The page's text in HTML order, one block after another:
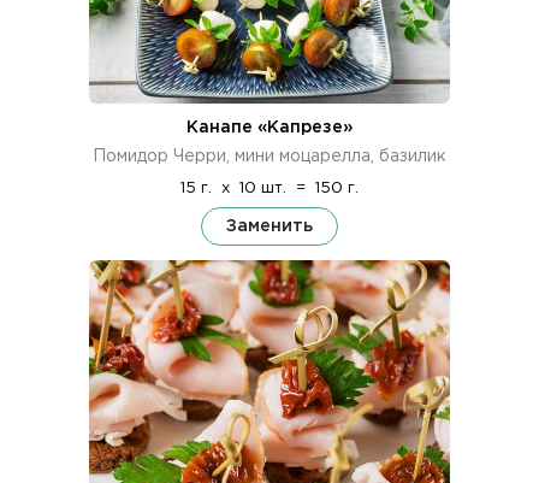
Канапе «Капрезе»
Помидор Черри, мини моцарелла, базилик
15 г. x 10 шт. = 150 г.
Заменить